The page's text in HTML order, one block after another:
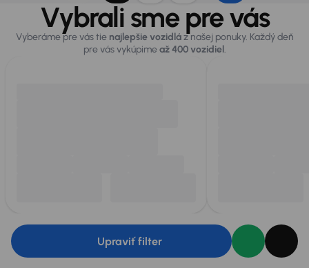
Vybrali sme pre vás
Vyberáme pre vás tie najlepšie vozidláz našej ponuky. Každý deň
pre vás vykúpimeaž 400 vozidiel.
Upraviť filter